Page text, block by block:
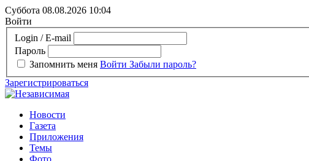
Суббота 08.08.2026 10:04
Войти
Login / E-mail
Пароль
Запомнить меня Войти Забыли пароль?
Зарегистрироваться
Новости
Газета
Приложения
Темы
Фото